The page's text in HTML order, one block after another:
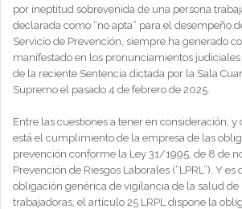
por ineptitud sobrevenida de una persona
declarada como “no apta” para el desempeño
Servicio de Prevención, siempre ha generado
manifestado en los pronunciamientos
de la reciente Sentencia dictada por la Sala
Supremo el pasado 4 de febrero de 2025.
Entre las cuestiones a tener en consideración, y
está el cumplimiento de la empresa de las
prevención conforme la Ley 31/1995, de 8 de
Prevención de Riesgos Laborales (“LPRL”). Y
obligación genérica de vigilancia de la salud de
trabajadoras, el artículo 25 LRPL dispone la